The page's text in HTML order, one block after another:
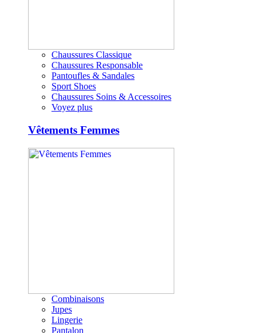
Chaussures Classique
Chaussures Responsable
Pantoufles & Sandales
Sport Shoes
Chaussures Soins & Accessoires
Voyez plus
Vêtements Femmes
Combinaisons
Jupes
Lingerie
Pantalon